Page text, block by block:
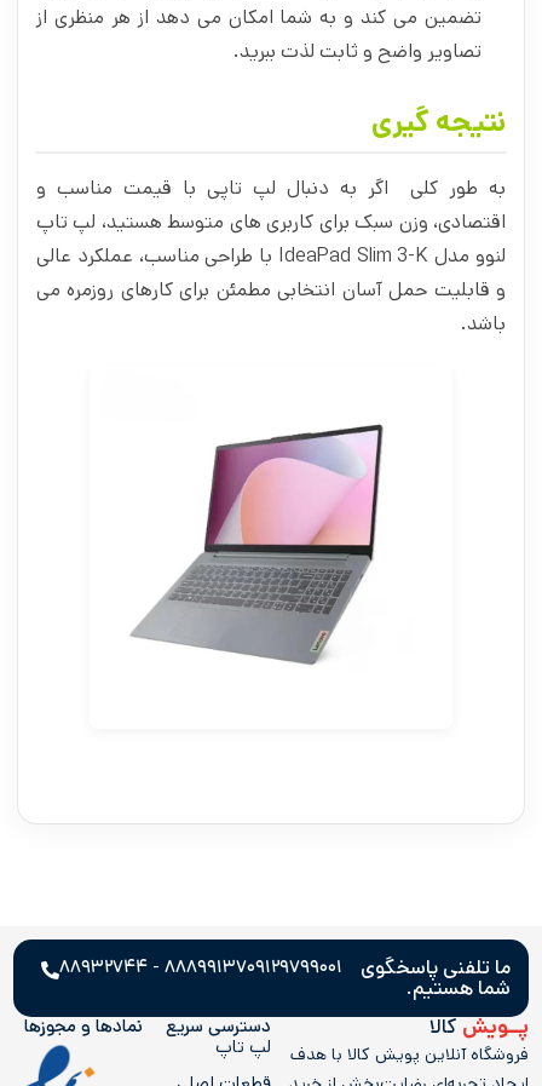
تضمین می کند و به شما امکان می دهد از هر منظری از
تصاویر واضح و ثابت لذت ببرید.
نتیجه گیری
به طور کلی اگر به دنبال لپ تاپی با قیمت مناسب و
اقتصادی، وزن سبک برای کاربری های متوسط هستید، لپ تاپ
لنوو مدل IdeaPad Slim 3-K با طراحی مناسب، عملکرد عالی
و قابلیت حمل آسان انتخابی مطمئن برای کارهای روزمره می
باشد.
ما تلفنی پاسخگوی
شما هستیم.
۰۹۱۲۹۷۹۹۰۰۱۸۸۸۹۹۱۳۷ - ۸۸۹۳۲۷۴۴
پــویشکالا
فروشگاه آنلاین پویش کالا با هدف
دسترسی سریع
لپ تاپ
نمادها و مجوز‌ها